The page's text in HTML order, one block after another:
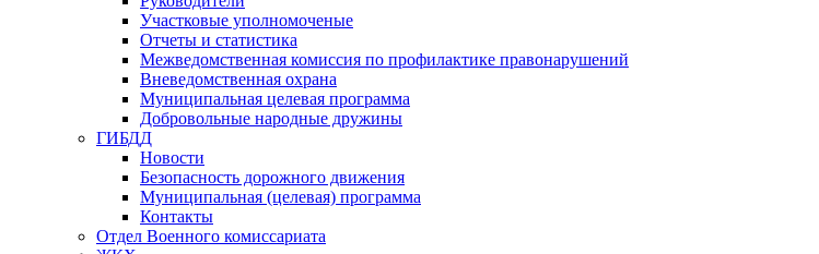
Участковые уполномоченые
Отчеты и статистика
Межведомственная комиссия по профилактике правонарушений
Вневедомственная охрана
Муниципальная целевая программа
Добровольные народные дружины
ГИБДД
Новости
Безопасность дорожного движения
Муниципальная (целевая) программа
Контакты
Отдел Военного комиссариата